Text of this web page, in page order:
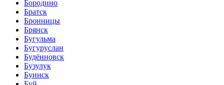
Бородино
Братск
Бронницы
Брянск
Бугульма
Бугуруслан
Будённовск
Бузулук
Буинск